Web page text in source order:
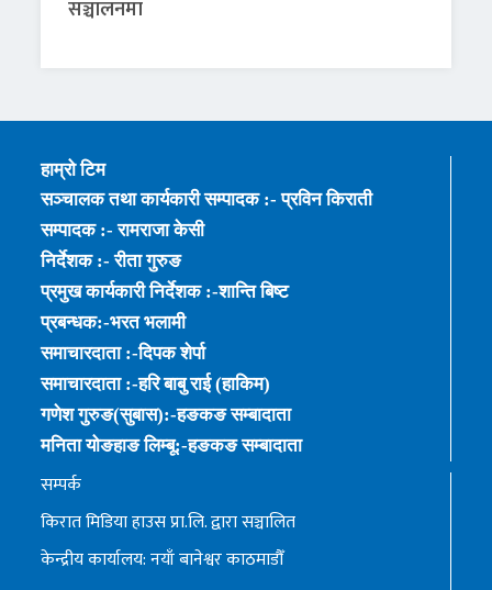
सञ्चालनमा
हाम्रो टिम
सञ्चालक तथा कार्यकारी सम्पादक :- प्रविन किराती
सम्पादक :- रामराजा केसी
निर्देशक :- रीता गुरुङ
प्रमुख कार्यकारी निर्देशक :-शान्ति बिष्ट
प्रबन्धक:-भरत भलामी
समाचारदाता :-दिपक शेर्पा
समाचारदाता :-हरि बाबु राई (हाकिम)
गणेश गुरुङ(सुबास):-हङकङ सम्बादाता
मनिता योङहाङ लिम्बू:-हङकङ सम्बादाता
सम्पर्क
किरात मिडिया हाउस प्रा.लि. द्वारा सञ्चालित
केन्द्रीय कार्यालय: नयाँ बानेश्वर काठमाडौँ